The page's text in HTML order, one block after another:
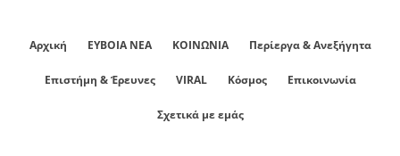
Αρχική ΕΥΒΟΙΑ ΝΕΑ ΚΟΙΝΩΝΙΑ Περίεργα & Ανεξήγητα
Επιστήμη & Έρευνες VIRAL Κόσμος Επικοινωνία
Σχετικά με εμάς